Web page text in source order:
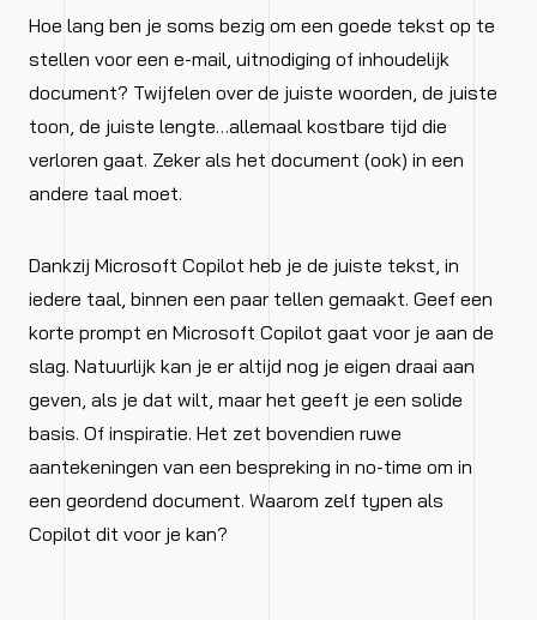
Hoe lang ben je soms bezig om een goede tekst op te
stellen voor een e-mail, uitnodiging of inhoudelijk
document? Twijfelen over de juiste woorden, de juiste
toon, de juiste lengte…allemaal kostbare tijd die
verloren gaat. Zeker als het document (ook) in een
andere taal moet.
Dankzij Microsoft Copilot heb je de juiste tekst, in
iedere taal, binnen een paar tellen gemaakt. Geef een
korte prompt en Microsoft Copilot gaat voor je aan de
slag. Natuurlijk kan je er altijd nog je eigen draai aan
geven, als je dat wilt, maar het geeft je een solide
basis. Of inspiratie. Het zet bovendien ruwe
aantekeningen van een bespreking in no-time om in
een geordend document. Waarom zelf typen als
Copilot dit voor je kan?